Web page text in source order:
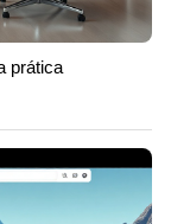
prática